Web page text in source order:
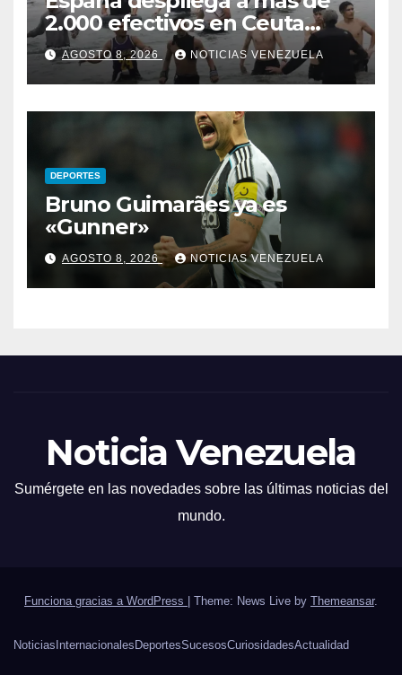
2.000 efectivos en Ceuta
ante nueva oleada migratoria
AGOSTO 8, 2026 NOTICIAS VENEZUELA
DEPORTES
Bruno Guimarães ya es
«Gunner»
AGOSTO 8, 2026 NOTICIAS VENEZUELA
Noticia Venezuela
Sumérgete en las novedades sobre las últimas noticias del
mundo.
Funciona gracias a WordPress Theme: News Live by Themeansar.
Noticias Internacionales DeportesSucesosCuriosidadesActualidad